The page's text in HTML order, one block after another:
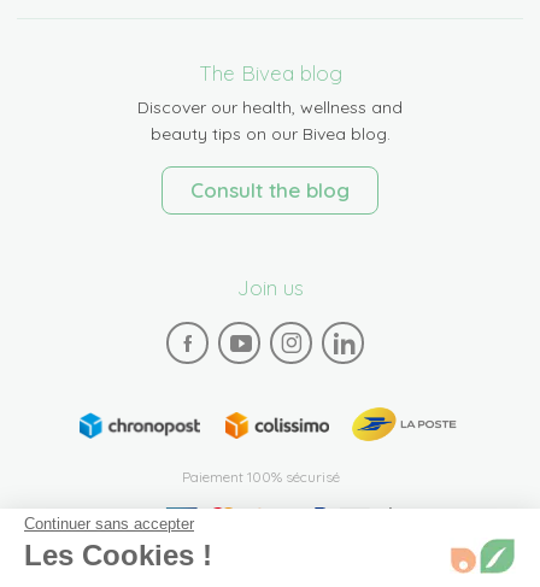
The Bivea blog
Discover our health, wellness and
beauty tips on our Bivea blog.
Consult the blog
Join us
Paiement 100% sécurisé
Continuer sans accepter
Les Cookies !